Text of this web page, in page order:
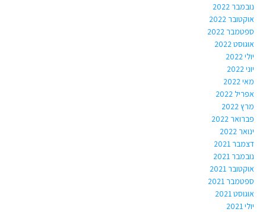
נובמבר 2022
אוקטובר 2022
ספטמבר 2022
אוגוסט 2022
יולי 2022
יוני 2022
מאי 2022
אפריל 2022
מרץ 2022
פברואר 2022
ינואר 2022
דצמבר 2021
נובמבר 2021
אוקטובר 2021
ספטמבר 2021
אוגוסט 2021
יולי 2021